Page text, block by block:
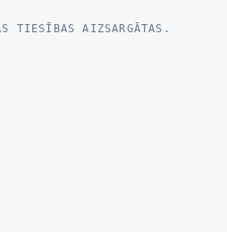
TIESĪBAS AIZSARGĀTAS.